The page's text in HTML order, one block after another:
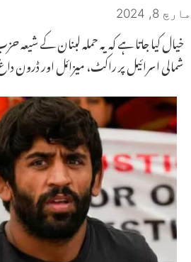
مارچ 8, 2024
خیال کیا جاتا ہے کہ یہ حملہ لبنان کے
شمالی اسرائیل پر راکٹ، میزائل اور ڈرون